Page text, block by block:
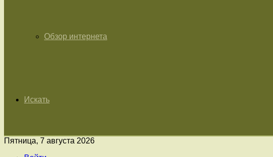
Обзор интернета
Искать
Пятница, 7 августа 2026